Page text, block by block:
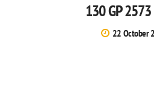
130 GP
22 October